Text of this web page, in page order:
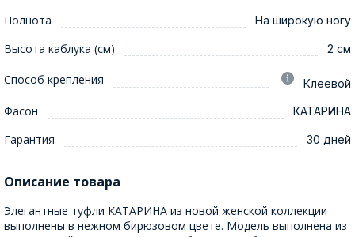
Полнота На широкую ногу
Высота каблука (см) 2 см
Способ крепления Клеевой
Фасон КАТАРИНА
Гарантия 30 дней
Описание товара
Элегантные туфли КАТАРИНА из новой женской коллекции
выполнены в нежном бирюзовом цвете. Модель выполнена из